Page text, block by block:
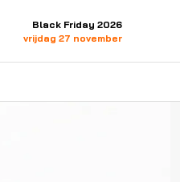
Black Friday 2026
vrijdag 27 november